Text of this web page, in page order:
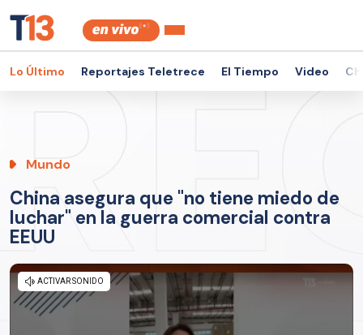
Lo Último Reportajes Teletrece El Tiempo Video
Mundo
China asegura que "no tiene miedo de
luchar" en la guerra comercial contra
EEUU